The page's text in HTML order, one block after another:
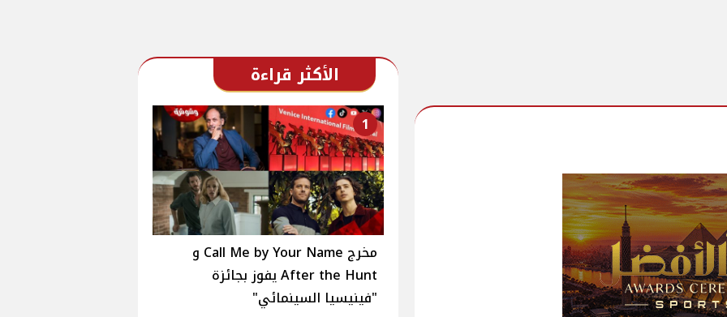
الأكثر قراءة
1
مخرج Call Me by Your Name و
After the Hunt يفوز بجائزة
"فينيسيا السينمائي"